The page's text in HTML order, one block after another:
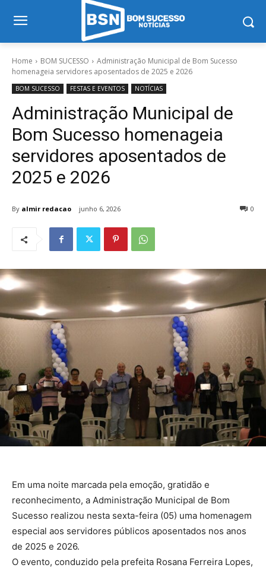
Home BOM SUCESSO
Administração Municipal de Bom Sucesso
homenageia servidores aposentados de 2025 e 2026
BOM SUCESSO FESTAS E EVENTOS NOTÍCIAS
Administração Municipal de
Bom Sucesso homenageia
servidores aposentados de
2025 e 2026
By almir redacao junho 6, 2026 0
Em uma noite marcada pela emoção, gratidão e
reconhecimento, a Administração Municipal de Bom
Sucesso realizou nesta sexta-feira (05) uma homenagem
especial aos servidores públicos aposentados nos anos
de 2025 e 2026.
O evento, conduzido pela prefeita Rosana Ferreira Lopes,